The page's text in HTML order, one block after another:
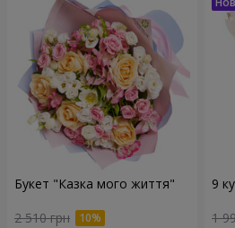
Букет "Казка мого життя"
2 510 грн
9
1